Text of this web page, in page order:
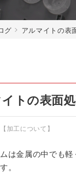
グ アルマイトの表
トの表面
【加工について】
は金属の中でも
。